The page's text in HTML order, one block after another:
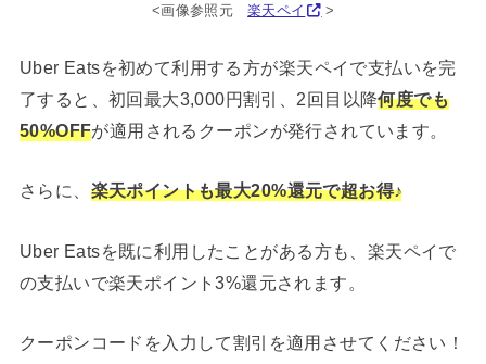
<画像参照元楽天ペイ >
Uber Eatsを初めて利用する方が楽天ペイで支払いを完
了すると、初回最大3,000円割引、2回目以降何度でも
50%OFFが適用されるクーポンが発行されています。
さらに、 楽天ポイントも最大20%還元で超お得♪
Uber Eatsを既に利用したことがある方も、楽天ペイで
の支払いで楽天ポイント3%還元されます。
クーポンコードを入力して割引を適用させてください！